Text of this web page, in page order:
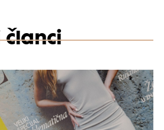
članci